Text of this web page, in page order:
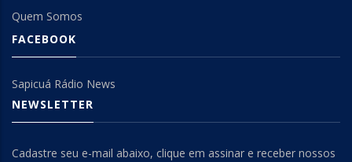
Quem Somos
FACEBOOK
Sapicuá Rádio News
NEWSLETTER
Cadastre seu e-mail abaixo, clique em assinar e receber nossos